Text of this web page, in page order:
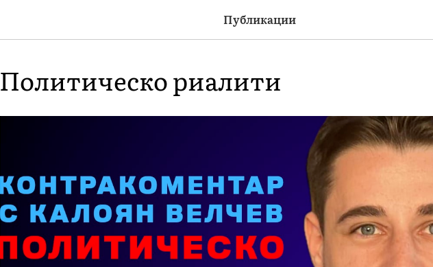
Публикации
Политическо риалити